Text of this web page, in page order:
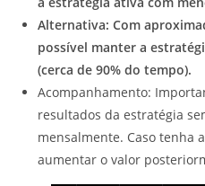
Alternativa: Com
possível manter a
(cerca de 90% do tempo).
Acompanhamento:
resultados da estratégia
mensalmente. Caso tenha
aumentar o valor